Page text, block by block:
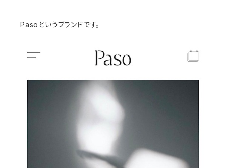
Pasoというブランドです。